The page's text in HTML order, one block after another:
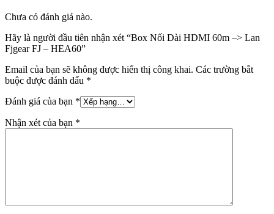
Chưa có đánh giá nào.
Hãy là người đầu tiên nhận xét “Box Nối Dài HDMI 60m –> Lan
Fjgear FJ – HEA60”
Email của bạn sẽ không được hiển thị công khai. Các trường bắt
buộc được đánh dấu *
Đánh giá của bạn *
Nhận xét của bạn *